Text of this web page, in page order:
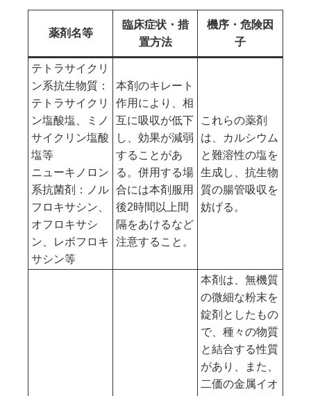
薬剤名等
臨床症状・措
置方法
機序・危険因
子
テトラサイクリ
ン系抗生物質：
テトラサイクリ
ン塩酸塩、ミノ
サイクリン塩酸
塩等
ニューキノロン
系抗菌剤：ノル
フロキサシン、
オフロキサシ
ン、レボフロキ
サシン等
本剤のキレート
作用により、相
互に吸収が低下
し、効果が減弱
することがあ
る。併用する場
合には本剤服用
後2時間以上間
隔をあけるなど
注意すること。
これらの薬剤
は、カルシウム
と難溶性の塩を
生成し、抗生物
質の腸管吸収を
妨げる。
本剤は、無機質
の微細な粉末を
錠剤としたもの
で、種々の物質
と結合する性質
があり、また、
二価の金属イオ